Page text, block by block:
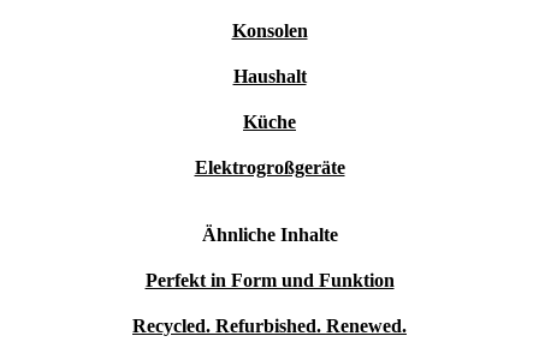
Konsolen
Haushalt
Küche
Elektrogroßgeräte
Ähnliche Inhalte
Perfekt in Form und Funktion
Recycled. Refurbished. Renewed.